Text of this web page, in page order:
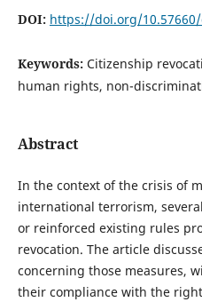
DOI: https://doi.org/
Keywords: Citizenship
human rights, non-
Abstract
In the context of the crisis of
international terrorism,
or reinforced existing rules
revocation. The article
concerning those measures,
their compliance with the